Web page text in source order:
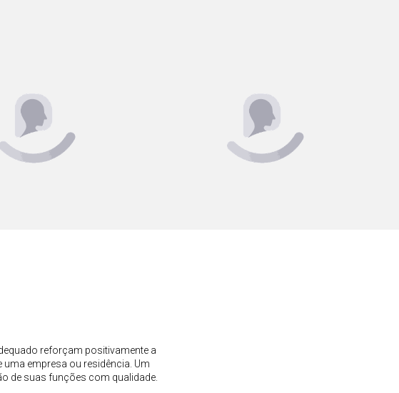
reforçam positivamente a
empresa ou residência. Um
de suas funções com qualidade.
CONTATO